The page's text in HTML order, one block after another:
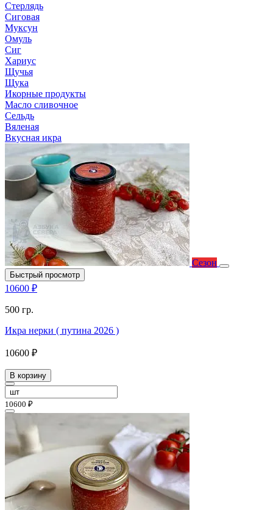
Стерлядь
Сиговая
Муксун
Омуль
Сиг
Хариус
Щучья
Щука
Икорные продукты
Масло сливочное
Сельдь
Вяленая
Вкусная икра
Сезон
Быстрый просмотр
10600 ₽
500 гр.
Икра нерки ( путина 2026 )
10600 ₽
В корзину
10600 ₽